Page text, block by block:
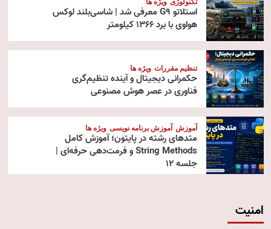
استلاتو G9 معرفی شد | شاسی‌بلند لوکس
هواوی با برد ۱۳۶۶ کیلومتر
تنظیم مقررات ویژه ها
حکمرانی دیجیتال و آینده تنظیم‌گری
فناوری در عصر هوش مصنوعی
آموزش آموزش برنامه نویسی ویژه ها
متدهای رشته در پایتون؛ آموزش کامل
String Methods و فرمت‌دهی حرفه‌ای |
جلسه ۱۲
امنیت